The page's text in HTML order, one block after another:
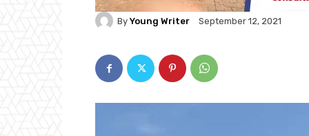
By Young Writer September 12, 2021